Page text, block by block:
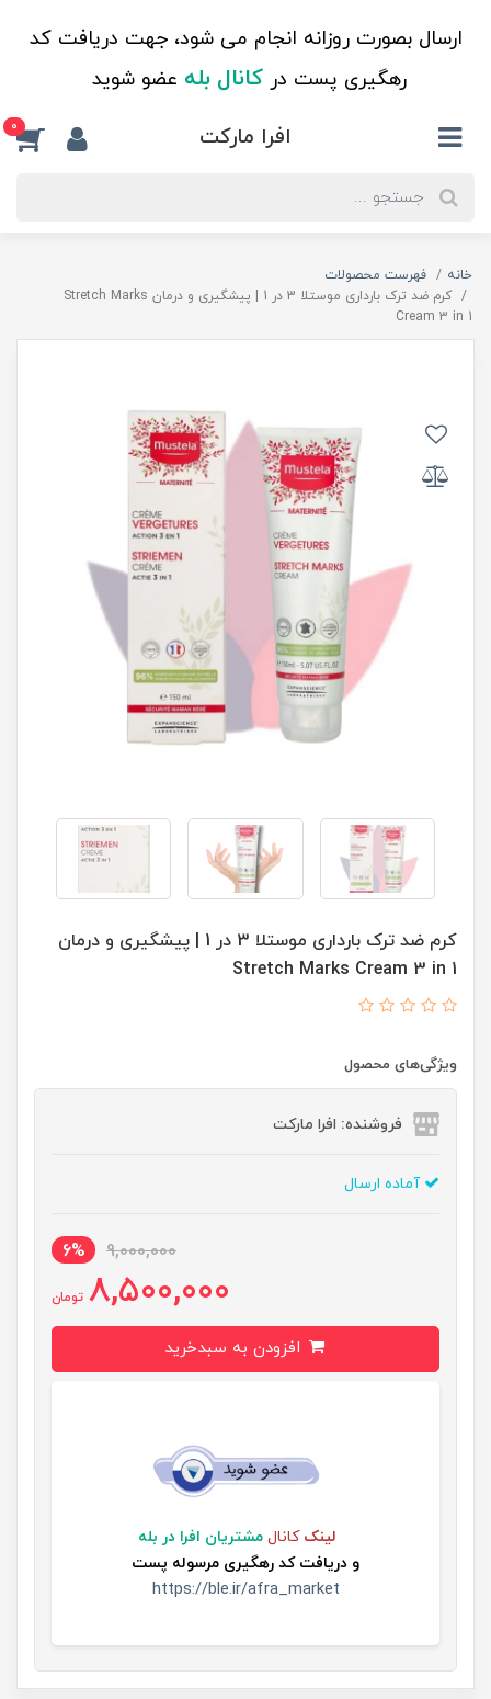
ارسال بصورت روزانه انجام می شود، جهت دریافت کد
رهگیری پست درکانال بله عضو شوید
افرا مارکت 0
خانه
فهرست محصولات
کرم ضد ترک بارداری موستلا 3 در 1 | پیشگیری و درمان Stretch Marks
Cream 3 in 1
کرم ضد ترک بارداری موستلا 3 در 1 | پیشگیری و درمان
Stretch Marks Cream 3 in 1
ویژگی‌های محصول
فروشنده: افرا مارکت
آماده ارسال
9,000,000
6%
8,500,000 تومان
لینک کانال مشتریان افرا در بله
و دریافت کد رهگیری مرسوله پست
https://ble.ir/afra_market